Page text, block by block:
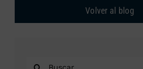
Volver al blog
Buscar: